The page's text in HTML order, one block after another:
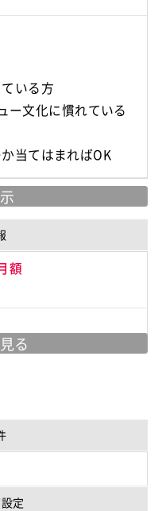
いる方
ー文化に慣れている
当てはまればOK
額
にご確認下さい
定